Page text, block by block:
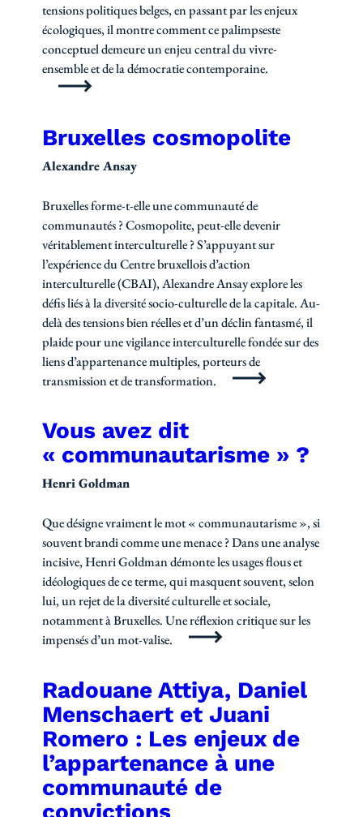
tensions politiques belges, en passant par les enjeux
écologiques, il montre comment ce palimpseste
conceptuel demeure un enjeu central du vivre-
ensemble et de la démocratie contemporaine.
Bruxelles cosmopolite
Alexandre Ansay
Bruxelles forme-t-elle une communauté de
communautés ? Cosmopolite, peut-elle devenir
véritablement interculturelle ? S’appuyant sur
l’expérience du Centre bruxellois d’action
interculturelle (CBAI), Alexandre Ansay explore les
défis liés à la diversité socio-culturelle de la capitale. Au-
delà des tensions bien réelles et d’un déclin fantasmé, il
plaide pour une vigilance interculturelle fondée sur des
liens d’appartenance multiples, porteurs de
transmission et de transformation.
Vous avez dit
« communautarisme » ?
Henri Goldman
Que désigne vraiment le mot « communautarisme », si
souvent brandi comme une menace ? Dans une analyse
incisive, Henri Goldman démonte les usages flous et
idéologiques de ce terme, qui masquent souvent, selon
lui, un rejet de la diversité culturelle et sociale,
notamment à Bruxelles. Une réflexion critique sur les
impensés d’un mot-valise.
Radouane Attiya, Daniel
Menschaert et Juani
Romero : Les enjeux de
l’appartenance à une
communauté de
convictions